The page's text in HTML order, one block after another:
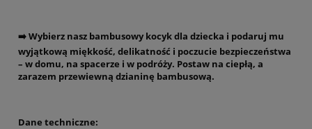
➡️ Wybierz nasz bambusowy kocyk dla dziecka i podaruj mu
wyjątkową miękkość, delikatność i poczucie bezpieczeństwa
– w domu, na spacerze i w podróży. Postaw na ciepłą, a
zarazem przewiewną dzianinę bambusową.
Dane techniczne: